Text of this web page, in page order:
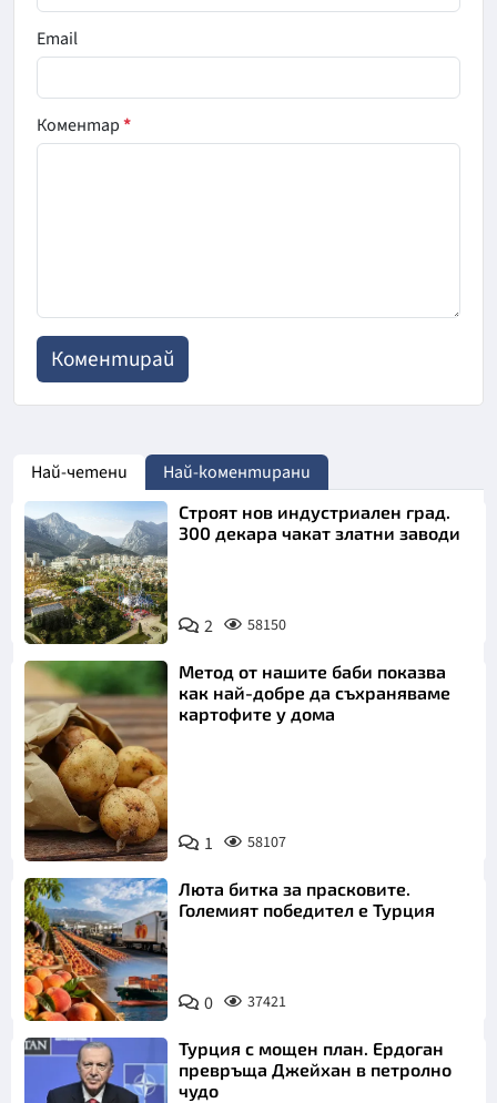
Email
Коментар*
Най-четени Най-коментирани
Строят нов индустриален град.
300 декара чакат златни заводи
2 58150
Снимка:
Пиксабей
Метод от нашите баби показва
как най-добре да съхраняваме
картофите у дома
1 58107
Люта битка за прасковите.
Големият победител е Турция
0 37421
Турция с мощен план. Ердоган
превръща Джейхан в петролно
чудо